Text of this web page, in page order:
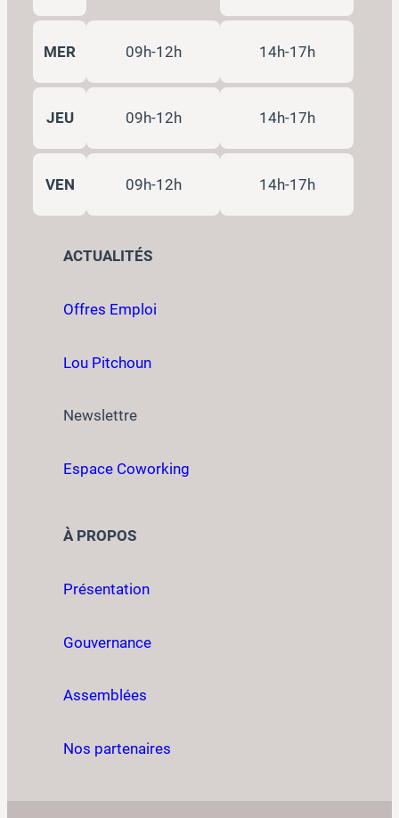
MER 09h-12h 14h-17h
JEU 09h-12h 14h-17h
VEN 09h-12h 14h-17h
ACTUALITÉS
Offres Emploi
Lou Pitchoun
Newslettre
Espace Coworking
À PROPOS
Présentation
Gouvernance
Assemblées
Nos partenaires